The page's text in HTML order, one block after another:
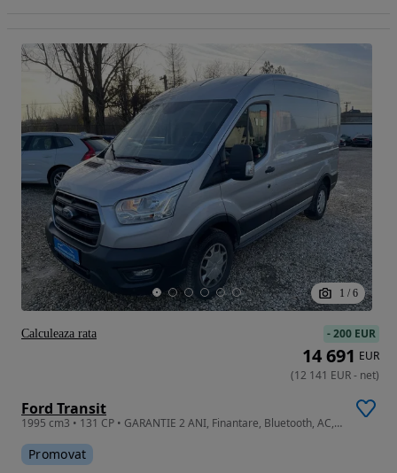
1 / 6
Ford Transit
1995 cm3 • 131 CP • GARANTIE 2 ANI, Finantare, Bluetooth, AC, Senzori parcare, Pilot auto
Promovat
-200 EUR
14 691 EUR
(12 141 EUR- net)
Calculeaza rata